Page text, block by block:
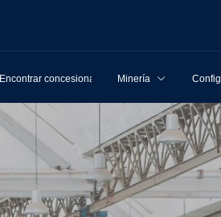
Encontrar concesionarios Minería